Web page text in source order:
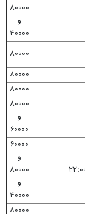
۸۰۰۰۰
و
۴۰۰۰۰
۸۰۰۰۰
۸۰۰۰۰
۸۰۰۰۰
۸۰۰۰۰
و
۶۰۰۰۰
۶۰۰۰۰
و
۸۰۰۰۰
و
۴۰۰۰۰
۸۰۰۰۰